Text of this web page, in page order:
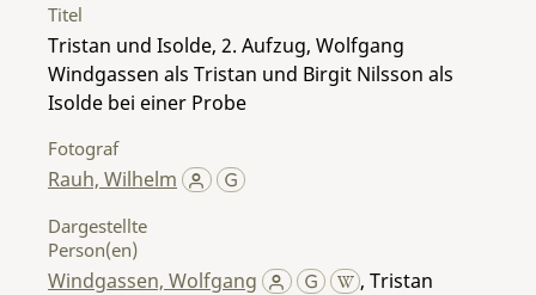
Titel
Tristan und Isolde, 2. Aufzug, Wolfgang
Windgassen als Tristan und Birgit Nilsson als
Isolde bei einer Probe
Fotograf
Rauh, Wilhelm
Dargestellte
Person(en)
Windgassen, Wolfgang , Tristan